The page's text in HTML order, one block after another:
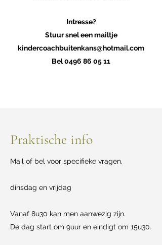
Intresse?
Stuur snel een mailtje
kindercoachbuitenkans@hotmail.com
Bel 0496 86 05 11
Praktische info
Mail of bel voor specifieke vragen.
dinsdag en vrijdag
Vanaf 8u30 kan men aanwezig zijn.
De dag start om 9uur en eindigt om 15u30.